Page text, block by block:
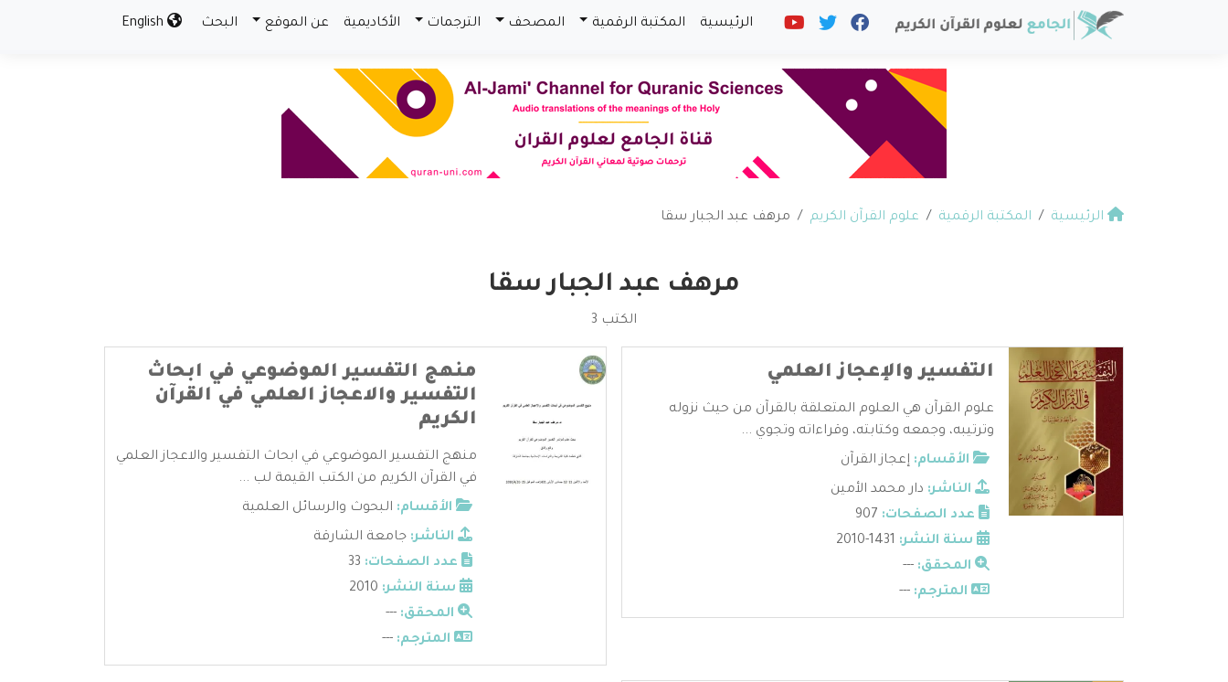
الرئيسية المكتبة الرقمية المصحف الترجمات الأكاديمية عن الموقع البحث
الرئيسية المكتبة الرقمية علوم القرآن الكريم مرهف عبد الجبار سقا
مرهف عبد الجبار سقا
الكتب 3
التفسير والإعجاز العلمي
علوم القرآن هي العلوم المتعلقة بالقرآن من حيث نزوله
وترتيبه، وجمعه وكتابته، وقراءاته وتجوي ...
الأقسام: إعجاز القرآن
الناشر: دار محمد الأمين
عدد الصفحات:
سنة النشر:
المحقق: ---
المترجم: ---
منهج التفسير الموضوعي في ابحاث
التفسير والاعجاز العلمي في القرآن
الكريم
منهج التفسير الموضوعي في ابحاث التفسير والاعجاز العلمي
في القرآن الكريم من الكتب القيمة لب ...
الأقسام: البحوث والرسائل العلمية
الناشر: جامعة الشارقة
عدد الصفحات:
سنة النشر:
المحقق: ---
المترجم: ---